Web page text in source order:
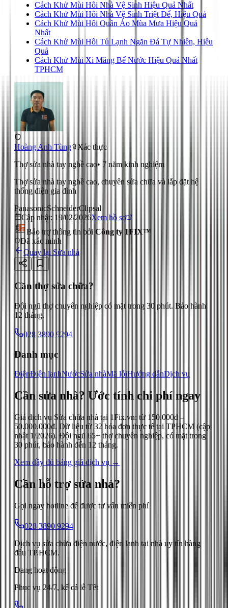
Cách Khử Mùi Hôi Nhà Vệ Sinh Hiệu Quả Nhất
Cách Khử Mùi Hôi Nhà Vệ Sinh Triệt Để, Hiệu Quả
Cách Khử Mùi Hôi Quần Áo Mùa Mưa Hiệu Quả
Nhất
Cách Khử Mùi Hôi Tủ Lạnh Ngăn Đá Tự Nhiên, Hiệu
Quả
Cách Khử Mùi Xi Măng Bể Nước Hiệu Quả Nhất
TPHCM
Hoàng Anh Tùng
Xác thực
Thợ sửa nhà tay nghề cao• 7 năm kinh nghiệm
Thợ sửa nhà tay nghề cao, chuyên sửa chữa và lắp đặt hệ
thống điện gia đình
PanasonicSchneiderClipsal
Cập nhật: 19/02/2026Xem hồ sơ
Bảo trợ thông tin bởi Công ty 1FIX™
Đã xác minh
Quay lại Sửa nhà
Cần thợ sửa chữa?
Đội ngũ thợ chuyên nghiệp có mặt trong 30 phút. Bảo hành
12 tháng.
028 3890 9294
Danh mục
ĐiệnĐiện lạnhNướcSửa nhàMã lỗiHướng dẫnDịch vụ
Cần sửa nhà? Ước tính chi phí ngay
Giá dịch vụ Sửa chữa nhà tại 1Fix.vn: từ 150.000đ –
50.000.000đ. Dữ liệu từ 32 hóa đơn thực tế tại TPHCM (cập
nhật 1/2026). Đội ngũ 65+ thợ chuyên nghiệp, có mặt trong
30 phút, bảo hành đến 12 tháng.
Xem đầy đủ bảng giá dịch vụ →
Cần hỗ trợ sửa nhà?
Gọi ngay hotline để được tư vấn miễn phí
028 3890 9294
Dịch vụ sửa chữa điện nước, điện lạnh tại nhà uy tín hàng
đầu TP.HCM.
Đang hoạt động
Phục vụ 24/7, kể cả lễ Tết